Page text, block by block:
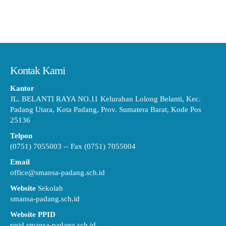
Kontak Kami
Kantor
JL. BELANTI RAYA NO.11 Kelurahan Lolong Belanti, Kec.
Padang Utara, Kota Padang, Prov. Sumatera Barat, Kode Pos
25136
Telpon
(0751) 7055003 -- Fax (0751) 7055004
Email
office@smansa-padang.sch.id
Website Sekolah
smansa-padang.sch.id
Website PPID